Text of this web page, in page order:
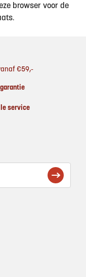
browser voor de
€59,-
service